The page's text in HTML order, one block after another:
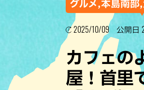
グルメ,本島南部
2025/10/09 公開日
カフェの
屋！首里